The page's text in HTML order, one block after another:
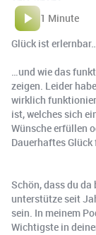
1 Minute
Glück ist
…und wie das
zeigen. Leider
wirklich
ist, welches sich
Wünsche erfüllen
Dauerhaftes
Schön, dass du
unterstütze seit
sein. In meinem
Wichtigste in